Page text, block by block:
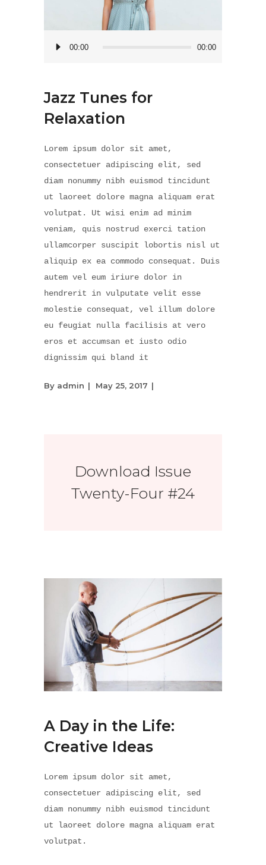
Player
00:00 00:00
Jazz Tunes for
Relaxation
Lorem ipsum dolor sit amet,
consectetuer adipiscing elit, sed
diam nonummy nibh euismod tincidunt
ut laoreet dolore magna aliquam erat
volutpat. Ut wisi enim ad minim
veniam, quis nostrud exerci tation
ullamcorper suscipit lobortis nisl ut
aliquip ex ea commodo consequat. Duis
autem vel eum iriure dolor in
hendrerit in vulputate velit esse
molestie consequat, vel illum dolore
eu feugiat nulla facilisis at vero
eros et accumsan et iusto odio
dignissim qui bland it
By admin May 25, 2017
Download Issue
Twenty-Four #24
A Day in the Life:
Creative Ideas
Lorem ipsum dolor sit amet,
consectetuer adipiscing elit, sed
diam nonummy nibh euismod tincidunt
ut laoreet dolore magna aliquam erat
volutpat.